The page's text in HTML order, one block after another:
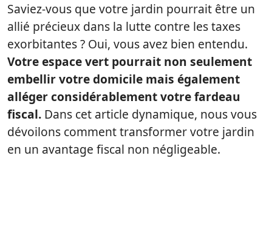
Saviez-vous que votre jardin pourrait être un
allié précieux dans la lutte contre les taxes
exorbitantes ? Oui, vous avez bien entendu.
Votre espace vert pourrait non seulement
embellir votre domicile mais également
alléger considérablement votre fardeau
fiscal. Dans cet article dynamique, nous vous
dévoilons comment transformer votre jardin
en un avantage fiscal non négligeable.